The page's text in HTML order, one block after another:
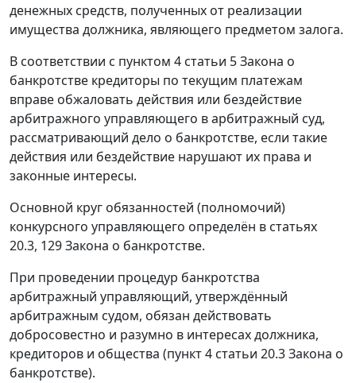
денежных средств, полученных от реализации
имущества должника, являющего предметом залога.
В соответствии с пунктом 4 статьи 5Закона о
банкротстве кредиторы по текущим платежам
вправе обжаловать действия или бездействие
арбитражного управляющего в арбитражный суд,
рассматривающий дело о банкротстве, если такие
действия или бездействие нарушают их права и
законные интересы.
Основной круг обязанностей (полномочий)
конкурсного управляющего определён в статьях
20.3, 129Закона о банкротстве.
При проведении процедур банкротства
арбитражный управляющий, утверждённый
арбитражным судом, обязан действовать
добросовестно и разумно в интересах должника,
кредиторов и общества (пункт 4 статьи 20.3Закона о
банкротстве).